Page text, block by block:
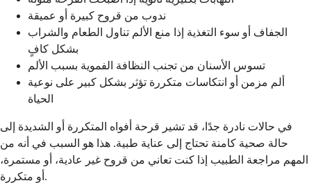
ندوب من قروح كبيرة أو عميقة
الجفاف أو سوء التغذية إذا منع الألم تناول الطعام والشراب
بشكل كافٍ
تسوس الأسنان من تجنب النظافة الفموية بسبب الألم
ألم مزمن أو انتكاسات متكررة تؤثر بشكل كبير على نوعية
الحياة
في حالات نادرة جدًا، قد تشير قرحة أفواه المتكررة أو الشديدة إلى
حالة صحية كامنة تحتاج إلى عناية طبية. هذا هو السبب في أنه من
المهم مراجعة الطبيب إذا كنت تعاني من قروح غير عادية، أو مستمرة،
أو متكررة.